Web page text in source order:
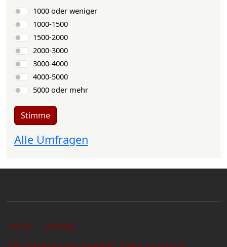
Auswahlmöglichkeiten
1000 oder weniger
1000-1500
1500-2000
2000-3000
3000-4000
4000-5000
5000 oder mehr
Stimme
Alle Umfragen
Sekundärlinks
Home
Kontakt